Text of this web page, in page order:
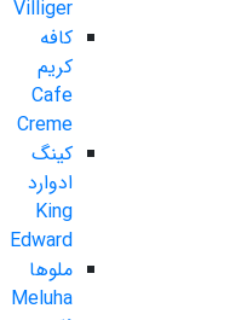
Villiger
کافه
کریم
Cafe
Creme
کینگ
ادوارد
King
Edward
ملوها
Meluha